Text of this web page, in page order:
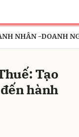
NHÂN -DOANH
Tạo
hành